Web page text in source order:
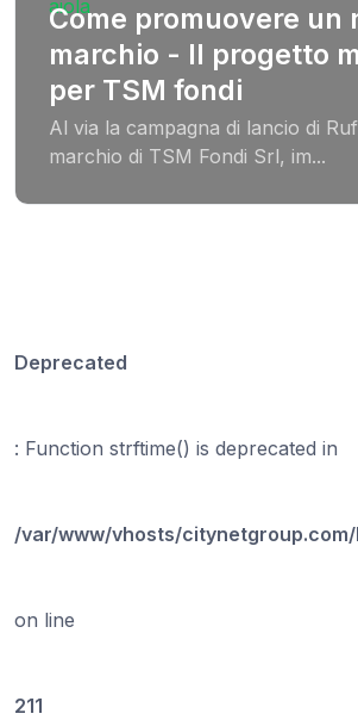
Come promuovere un
marchio - Il progetto
per TSM fondi
Al via la campagna di lancio di
marchio di TSM Fondi Srl, im...
Deprecated
: Function strftime() is deprecated in
/var/www/vhosts/
on line
211